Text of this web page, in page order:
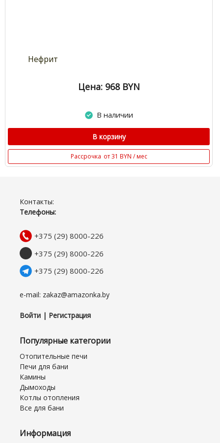
Нефрит
Цена: 968 BYN
В наличии
В корзину
Рассрочка от 31 BYN / мес
Контакты:
Телефоны:
+375 (29) 8000-226
+375 (29) 8000-226
+375 (29) 8000-226
e-mail: zakaz@amazonka.by
Войти | Регистрация
Популярные категории
Отопительные печи
Печи для бани
Камины
Дымоходы
Котлы отопления
Все для бани
Информация